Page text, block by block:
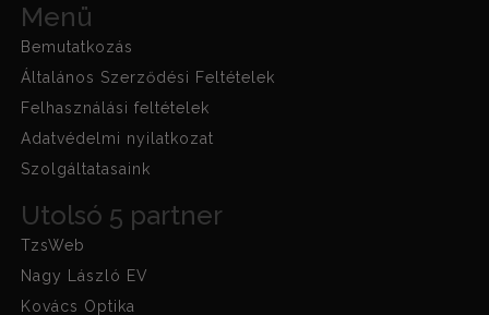
Menü
Bemutatkozás
Általános Szerződési Feltételek
Felhasználási feltételek
Adatvédelmi nyilatkozat
Szolgáltatasaink
Utolsó 5 partner
TzsWeb
Nagy László EV
Kovács Optika